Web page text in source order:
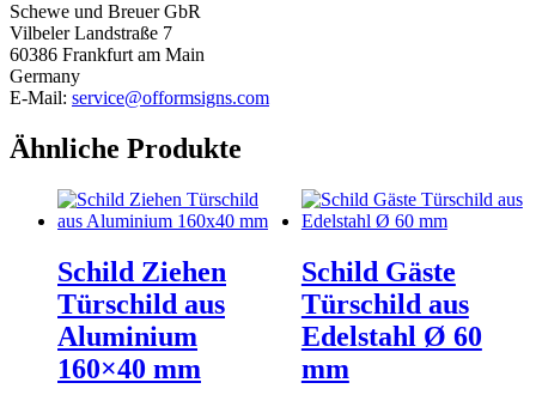
60
mm
Menge
Schewe und Breuer GbR
Vilbeler Landstraße 7
60386 Frankfurt am Main
Germany
E-Mail: service@offormsigns.com
Ähnliche Produkte
Schild Ziehen
Türschild aus
Aluminium
160×40 mm
Schild Gäste
Türschild aus
Edelstahl Ø 60
mm